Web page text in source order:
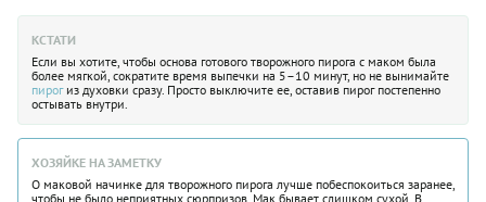
КСТАТИ
Если вы хотите, чтобы основа готового творожного пирога с маком была
более мягкой, сократите время выпечки на 5–10 минут, но не вынимайте
пирог из духовки сразу. Просто выключите ее, оставив пирог постепенно
остывать внутри.
ХОЗЯЙКЕ НА ЗАМЕТКУ
О маковой начинке для творожного пирога лучше побеспокоиться заранее,
чтобы не было неприятных сюрпризов. Мак бывает слишком сухой. В